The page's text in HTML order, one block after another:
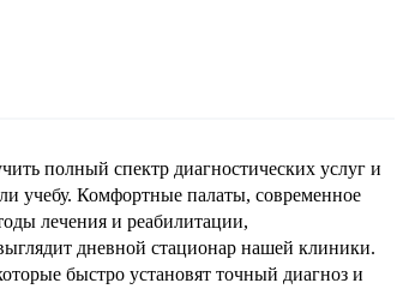
полный спектр диагностических услуг и
учебу. Комфортные палаты, современное
лечения и реабилитации,
дневной стационар нашей клиники.
быстро установят точный диагноз и